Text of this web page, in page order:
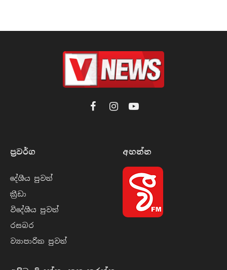
FacebookInstagramYouTube
ප්‍රවර්​ග
දේශීය පුව​ත්
ක්‍රී​ඩා
විදේශීය පුව​ත්
රසබ​ර
ව්‍යාපාරික පුව​ත්
අහන්​න